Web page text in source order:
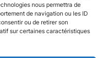
nous permettra de
de navigation ou les ID
ou de retirer son
sur certaines caractéristiques